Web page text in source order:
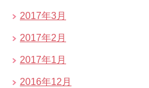
2017年3月
2017年2月
2017年1月
2016年12月